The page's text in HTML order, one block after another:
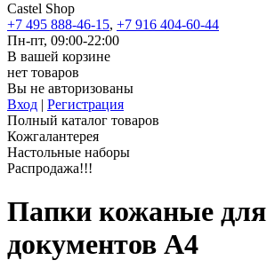
Castel Shop
+7 495 888-46-15, +7 916 404-60-44
Пн-пт, 09:00-22:00
В вашей корзине
нет товаров
Вы не авторизованы
Вход | Регистрация
Полный каталог товаров
Кожгалантерея
Настольные наборы
Распродажа!!!
Папки кожаные для
документов А4